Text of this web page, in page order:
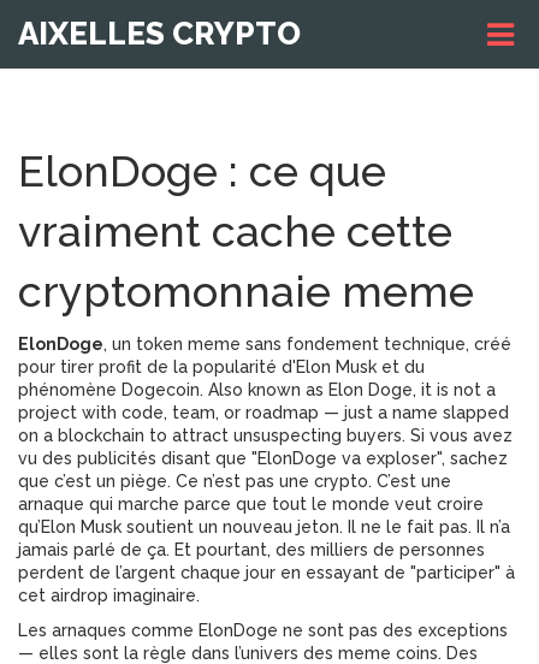
AIXELLES CRYPTO
ElonDoge : ce que
vraiment cache cette
cryptomonnaie meme
ElonDoge, un token meme sans fondement technique, créé
pour tirer profit de la popularité d'Elon Musk et du
phénomène Dogecoin. Also known as Elon Doge, it is not a
project with code, team, or roadmap — just a name slapped
on a blockchain to attract unsuspecting buyers. Si vous avez
vu des publicités disant que "ElonDoge va exploser", sachez
que c’est un piège. Ce n’est pas une crypto. C’est une
arnaque qui marche parce que tout le monde veut croire
qu’Elon Musk soutient un nouveau jeton. Il ne le fait pas. Il n’a
jamais parlé de ça. Et pourtant, des milliers de personnes
perdent de l’argent chaque jour en essayant de "participer" à
cet airdrop imaginaire.
Les arnaques comme ElonDoge ne sont pas des exceptions
— elles sont la règle dans l’univers des meme coins. Des